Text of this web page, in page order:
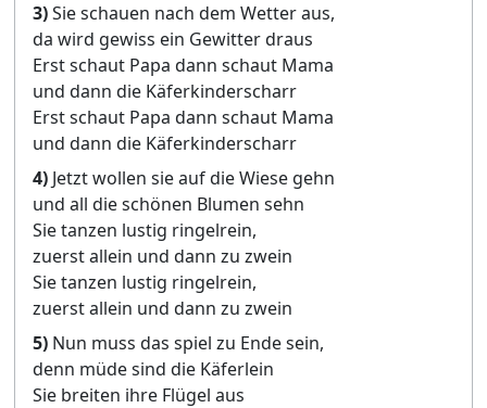
3)Sie schauen nach dem Wetter aus,
da wird gewiss ein Gewitter draus
Erst schaut Papa dann schaut Mama
und dann die Käferkinderscharr
Erst schaut Papa dann schaut Mama
und dann die Käferkinderscharr
4) Jetzt wollen sie auf die Wiese gehn
und all die schönen Blumen sehn
Sie tanzen lustig ringelrein,
zuerst allein und dann zu zwein
Sie tanzen lustig ringelrein,
zuerst allein und dann zu zwein
5) Nun muss das spiel zu Ende sein,
denn müde sind die Käferlein
Sie breiten ihre Flügel aus